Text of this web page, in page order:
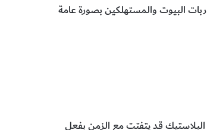
البيوت والمستهلكين بصورة عامة
قد يتفتت مع الزمن بفعل